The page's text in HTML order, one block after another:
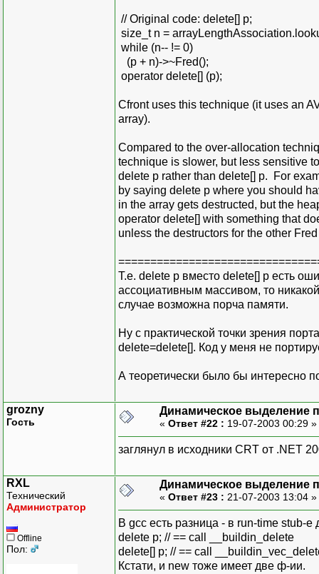
// Original code: delete[] p;
size_t n =
while (n-- != 0)
(p + n)->~Fred();
operator delete[] (p);
Cfront uses this technique (it uses an
array).
Compared to the over-allocation
technique is slower, but less sensitive
delete p rather than delete[] p. For
by saying delete p where you should
in the array gets destructed, but the
operator delete[] with something that
unless the destructors for the other
Т.е. delete p вместо delete[] p есть
ассоциативным массивом, то
случае возможна порча памяти.
Ну с практической точки зрения
delete=delete[]. Код у меня не
А теоретически было бы интересно
grozny
Гость
Динамическое выделение
« Ответ #22 : 19-07-2003 00:29 »
заглянул в исходники CRT от .NET
RXL
Технический
Администратор
Offline
Пол:
Динамическое выделение
« Ответ #23 : 21-07-2003 13:04 »
В gcc есть разница - в run-time stub-
delete p; // == call __buildin_delete
delete[] p; // == call
Кстати, и new тоже имеет две ф-ии.